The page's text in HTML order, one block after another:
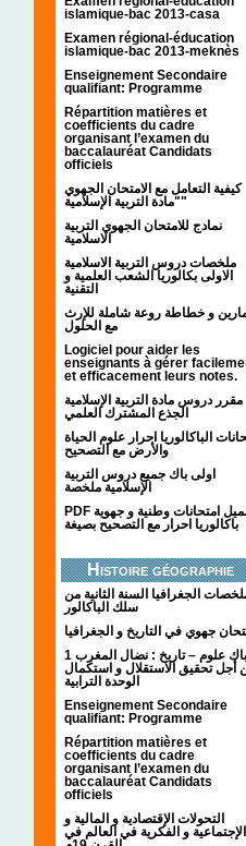
islamique-bac 2013-casa
Examen régional-éducation
islamique-bac 2013-meknès
Enseignement Secondaire
qualifiant: Programme
Répartition matières et
coefficients du cadre
organisant l’examen du
baccalauréat Candidats
officiels
كيفية التعامل مع الامتحان الجهوي
"مادة التربية الإسلامية"
نمادج للامتحان الجهوي التربية
الاسلامية
ملخصات دروس التربية الاسلامية
الاولى بكالوريا الشعب العلمية و
التقنية
و خطاطة روعة شاملة للإرث
مع الحلول
Logiciel pour aider les
enseignants à gérer
et efficacement leurs notes.
مقرر دروس مادة التربية الإسلامية
الجذع المشترك العلمي
الباكالوريا احرار علوم الحياة
والأرض مع التصحيح
اولى باك جميع دروس التربية
الإسلامية ملخصة
PDF تحميل امتحانات وطنية و جهوية
باكالوريا احرار مع التصحيح بصيغة
Histoire géographie
الجغرافيا السنة الثانية من
سلك الباكالور
جهوي في التاريخ و الجغرافيا
1 باك علوم – تاريخ : نضال المغرب
أجل تحقيق الاستقلال و استكمال
الوحدة الترابية
Enseignement Secondaire
qualifiant: Programme
Répartition matières et
coefficients du cadre
organisant l’examen du
baccalauréat Candidats
officiels
التحولات الإقتصادية و المالية و
الإجتماعية و الفكرية في العالم في